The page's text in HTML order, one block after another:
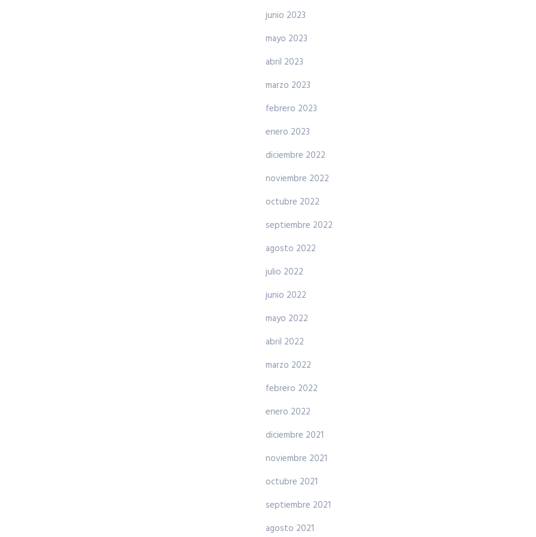
junio 2023
mayo 2023
abril 2023
marzo 2023
febrero 2023
enero 2023
diciembre 2022
noviembre 2022
octubre 2022
septiembre 2022
agosto 2022
julio 2022
junio 2022
mayo 2022
abril 2022
marzo 2022
febrero 2022
enero 2022
diciembre 2021
noviembre 2021
octubre 2021
septiembre 2021
agosto 2021